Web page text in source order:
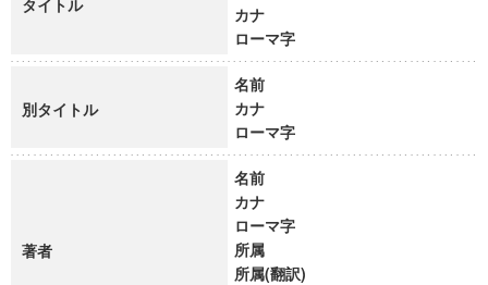
タイトル
カナ
ローマ字
別タイトル
名前
カナ
ローマ字
著者
名前
カナ
ローマ字
所属
所属(翻訳)